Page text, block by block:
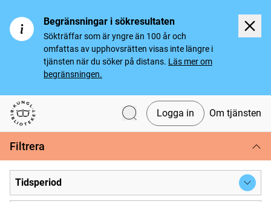
Begränsningar i sökresultaten
Sökträffar som är yngre än 100 år och
omfattas av upphovsrätten visas inte längre i
tjänsten när du söker på distans. Läs mer om
begränsningen.
Svenska tidningar
Logga in Om tjänsten
Filtrera
Tidsperiod